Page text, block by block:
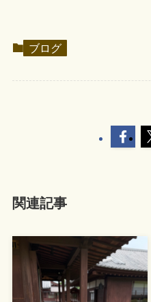
ブログ
関連記事